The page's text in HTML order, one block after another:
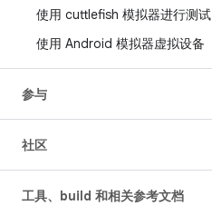
使用 cuttlefish 模拟器进行测试
使用 Android 模拟器虚拟设备
参与
社区
工具、build 和相关参考文档